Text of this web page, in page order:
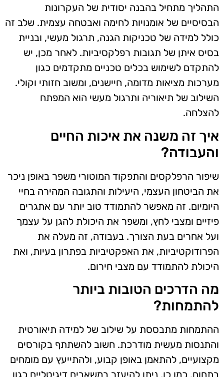
התהליך מתחיל בהבנה יסודית של העקרונות
הבסיסיים של אומנויות לחימה ואבטחה עצמית. שלב זה
כולל למידה של טכניקות הגנה, תרגול מעשי, ובניית
בסיס איתן של תגובות רפלקסיביות. לאחר מכן, יש
להתקדם לשימוש בכלים טכניים מתקדמים כגון
מערכות מציאות מדומה, חיישנים, ומשוב חזותי וקולי.
השילוב של תיאוריה ותרגול מעשי הוא המפתח
להצלחה.
איך זה משנה את איכות החיים
והעבודה?
שיפור הרפלקסים והתפקוד המוטורי משפר באופן ניכר
את הביטחון העצמי, היעילות והתגובה המהירה בחיי
היומיום. זה מאפשר להתמודד טוב יותר עם אתגרים
פיזיים ומצבי לחץ, ומשפר את היכולת להגן על עצמך
ועל אחרים בעת הצורך. בעבודה, זה מעלה את
הפרודוקטיביות, את האפקטיביות בפתרון בעיות, ואת
היכולת להתמודד עם מצבי חירום.
מה הדרכים הטובות ביותר
להתמחות?
ההתמחות מתבססת על שילוב של למידה תיאורטית
והתנסות מעשית מודרכת. חשוב להשתתף בקורסים
מקצועיים, להתאמן באופן קבוע, ולהתייעץ עם מומחים
בתחום. כמו כן, ניתן להיעזר במשאבים דיגיטליים כגון